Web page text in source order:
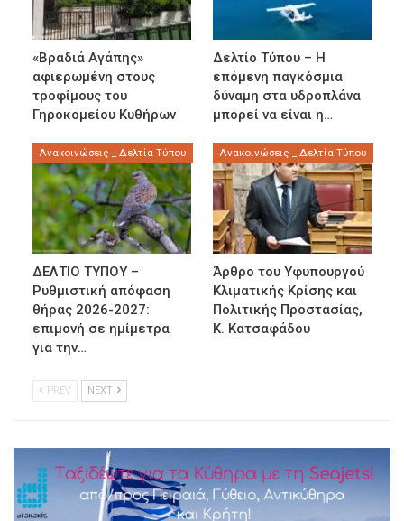
«Βραδιά Αγάπης»
αφιερωμένη στους
τροφίμους του
Γηροκομείου Κυθήρων
Δελτίο Τύπου – Η
επόμενη παγκόσμια
δύναμη στα υδροπλάνα
μπορεί να είναι η…
Ανακοινώσεις _ Δελτία Τύπου
ΔΕΛΤΙΟ ΤΥΠΟΥ –
Ρυθμιστική απόφαση
θήρας 2026-2027:
επιμονή σε ημίμετρα
για την…
Ανακοινώσεις _ Δελτία Τύπου
Άρθρο του Υφυπουργού
Κλιματικής Κρίσης και
Πολιτικής Προστασίας,
Κ. Κατσαφάδου
PREV NEXT